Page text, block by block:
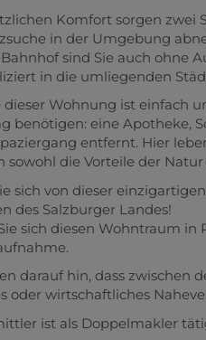
Komfort sorgen zwei
in der Umgebung
sind Sie auch ohne
in die umliegenden
dieser Wohnung ist einfach
benötigen: eine Apotheke,
entfernt. Hier
sowohl die Vorteile der
sich von dieser
des Salzburger Landes!
sich diesen Wohntraum
darauf hin, dass
oder wirtschaftliches
ist als Doppelmakler